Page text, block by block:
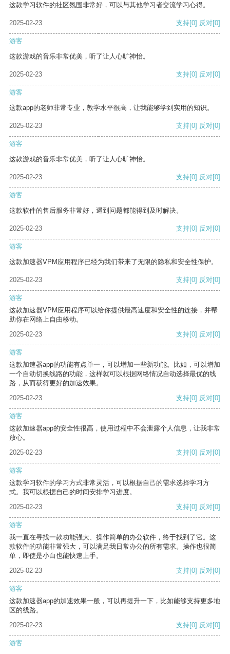
这款学习软件的社区氛围非常好，可以与其他学习者交流学习心得。
2025-02-23 支持[0] 反对[0]
游客
这款游戏的音乐非常优美，听了让人心旷神怡。
2025-02-23 支持[0] 反对[0]
游客
这款app的老师非常专业，教学水平很高，让我能够学到实用的知识。
2025-02-23 支持[0] 反对[0]
游客
这款游戏的音乐非常优美，听了让人心旷神怡。
2025-02-23 支持[0] 反对[0]
游客
这款软件的售后服务非常好，遇到问题都能得到及时解决。
2025-02-23 支持[0] 反对[0]
游客
这款加速器VPM应用程序已经为我们带来了无限的隐私和安全性保护。
2025-02-23 支持[0] 反对[0]
游客
这款加速器VPM应用程序可以给你提供最高速度和安全性的连接，并帮
助你在网络上自由移动。
2025-02-23
支持[0] 反对[0]
游客
这款加速器app的功能有点单一，可以增加一些新功能。比如，可以增加
一个自动切换线路的功能，这样就可以根据网络情况自动选择最优的线
路，从而获得更好的加速效果。
2025-02-23
支持[0] 反对[0]
游客
这款加速器app的安全性很高，使用过程中不会泄露个人信息，让我非常
放心。
2025-02-23
支持[0] 反对[0]
游客
这款学习软件的学习方式非常灵活，可以根据自己的需求选择学习方
式。我可以根据自己的时间安排学习进度。
2025-02-23
支持[0] 反对[0]
游客
我一直在寻找一款功能强大、操作简单的办公软件，终于找到了它。这
款软件的功能非常强大，可以满足我日常办公的所有需求。操作也很简
单，即使是小白也能快速上手。
2025-02-23
支持[0] 反对[0]
游客
这款加速器app的加速效果一般，可以再提升一下，比如能够支持更多地
区的线路。
2025-02-23
支持[0] 反对[0]
游客